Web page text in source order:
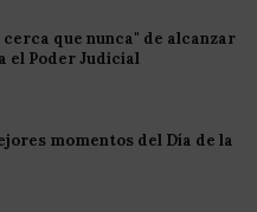
cerca que nunca" de alcanzar
el Poder Judicial
momentos del Día de la